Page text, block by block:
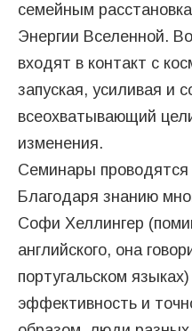
семейным
Энергии Вселенной.
входят в контакт с
запуская, усиливая и
всеохватывающий
изменения.
Семинары проводятся
Благодаря знанию
Софи Хеллингер
английского, она
португальском
эффективность и